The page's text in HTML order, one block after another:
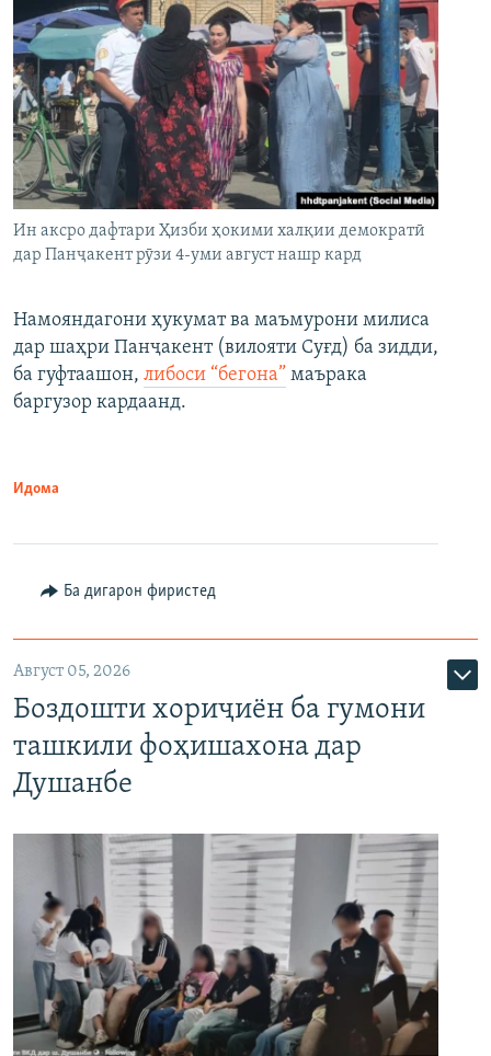
Ин аксро дафтари Ҳизби ҳокими халқии демократӣ
дар Панҷакент рӯзи 4-уми август нашр кард
Намояндагони ҳукумат ва маъмурони милиса
дар шаҳри Панҷакент (вилояти Суғд) ба зидди,
ба гуфтаашон, либоси “бегона” маърака
баргузор кардаанд.
Идома
Ба дигарон фиристед
Август 05, 2026
Боздошти хориҷиён ба гумони
ташкили фоҳишахона дар
Душанбе